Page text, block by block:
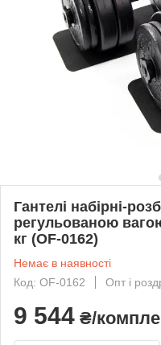
Гантелі набірні-
регульованою
кг (OF-0162)
Немає в наявності
Код: OF-0162
Опт і
9 544 ₴/